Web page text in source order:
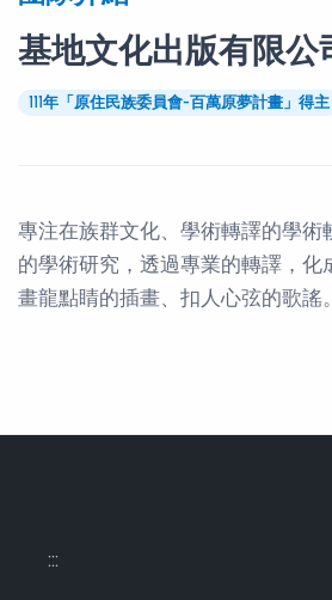
基地文化出版有限公
111年「原住民族委員會-百萬原夢計畫」得主
專注在族群文化、學術轉譯的學術
的學術研究，透過專業的轉譯，化
畫龍點睛的插畫、扣人心弦的歌謠。
:::